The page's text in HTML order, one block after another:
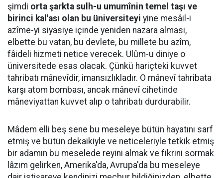
şimdi orta şarkta sulh-u umumînin temel taşı ve
birinci kal'ası olan bu üniversiteyi yine mesâil-i
azîme-yi siyasiye içinde yeniden nazara alması,
elbette bu vatan, bu devlete, bu millete bu azîm,
fâideli hizmeti netice verecek. Ulûm-u diniye o
üniversitede esas olacak. Çünkü hariçteki kuvvet
tahribatı mânevîdir, imansızlıkladır. O mânevî tahribata
karşı atom bombası, ancak mânevî cihetinde
mâneviyattan kuvvet alıp o tahribatı durdurabilir.
Mâdem elli beş sene bu meseleye bütün hayatını sarf
etmiş ve bütün dekaikiyle ve neticeleriyle tetkik etmiş
bir adamın bu meselede reyini almak ve fikrini sormak
lâzım gelirken, Amerika'da, Avrupa'da bu meseleye